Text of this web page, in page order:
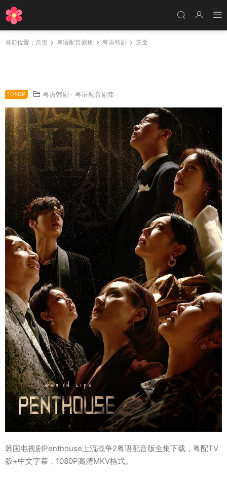
当前位置： 首页 粤语配音剧集 粤语韩剧 正文
1080P 粤语韩剧 · 粤语配音剧集
韩国电视剧Penthouse上流战争2粤语配音版全集下载，粤配TV
版+中文字幕，1080P高清MKV格式。